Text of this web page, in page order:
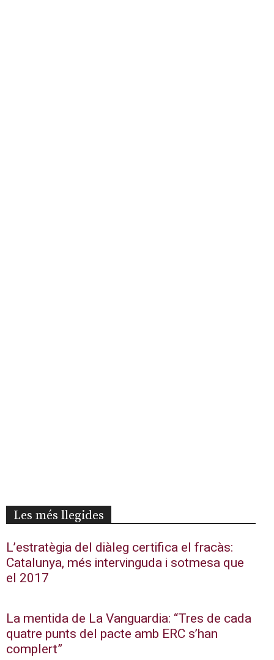
Les més llegides
L’estratègia del diàleg certifica el fracàs:
Catalunya, més intervinguda i sotmesa que
el 2017
La mentida de La Vanguardia: “Tres de cada
quatre punts del pacte amb ERC s’han
complert”